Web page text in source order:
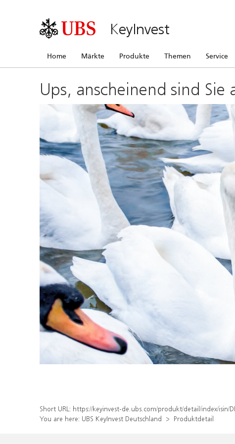
KeyInvest
Home Märkte Produkte Themen Service
Ups, anscheinend sind
Short URL: https://keyinvest-de.ubs.com/produkt/detail/index/isin/
You are here: UBS KeyInvest Deutschland Produktdetail